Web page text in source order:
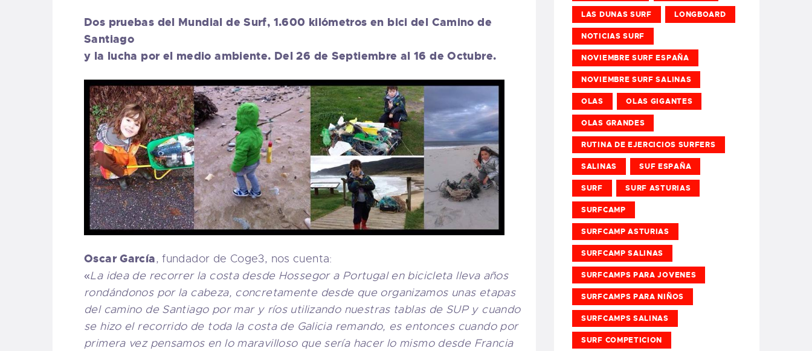
Dos pruebas del Mundial de Surf, 1.600 kilómetros en bici del Camino de
Santiago
y la lucha por el medio ambiente. Del 26 de Septiembre al 16 de Octubre.
Oscar García, fundador de Coge3, nos cuenta:
«La idea de recorrer la costa desde Hossegor a Portugal en bicicleta lleva años
rondándonos por la cabeza, concretamente desde que organizamos unas etapas
del camino de Santiago por mar y ríos utilizando nuestras tablas de SUP y cuando
se hizo el recorrido de toda la costa de Galicia remando, es entonces cuando por
primera vez pensamos en lo maravilloso que sería hacer lo mismo desde Francia
LAS DUNAS SURF LONGBOARD
NOTICIAS SURF
NOVIEMBRE SURF ESPAÑA
NOVIEMBRE SURF SALINAS
OLAS OLAS GIGANTES
OLAS GRANDES
RUTINA DE EJERCICIOS SURFERS
SALINAS SUF ESPAÑA
SURF SURF ASTURIAS
SURFCAMP
SURFCAMP ASTURIAS
SURFCAMP SALINAS
SURFCAMPS PARA JOVENES
SURFCAMPS PARA NIÑOS
SURFCAMPS SALINAS
SURF COMPETICION